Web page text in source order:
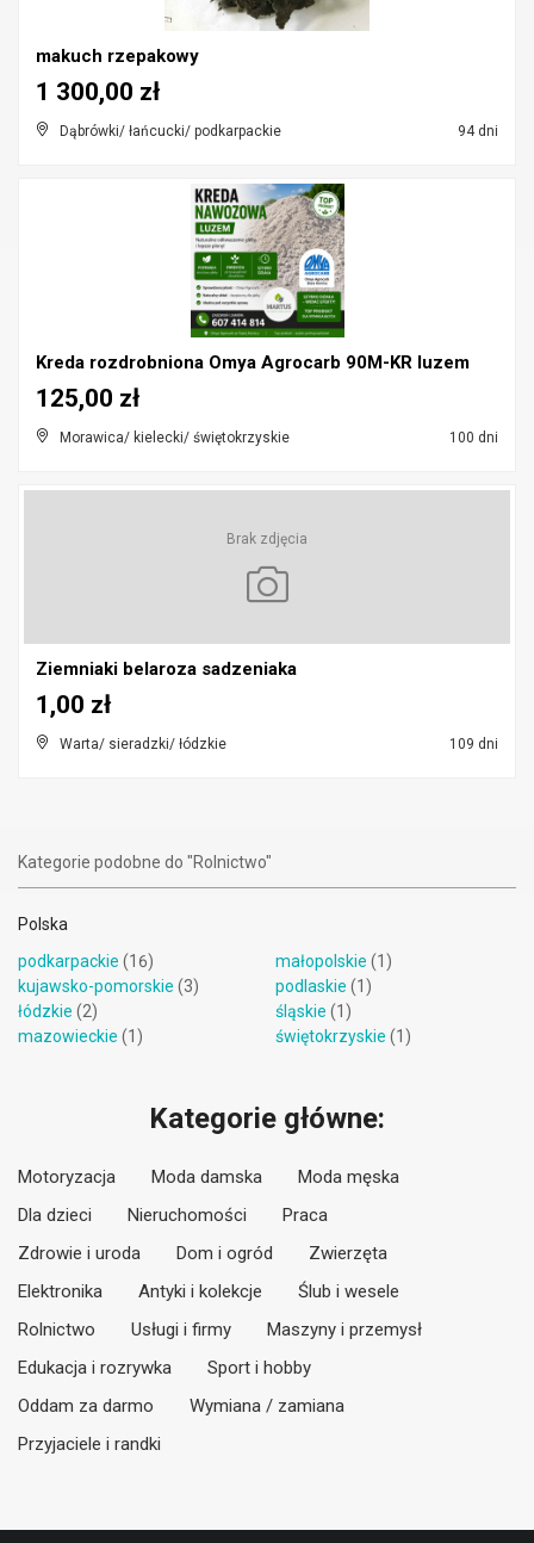
makuch rzepakowy
Dąbrówki/ łańcucki/ podkarpackie 94 dni
1 300,00 zł
Kreda rozdrobniona Omya Agrocarb 90M-KR luzem
Morawica/ kielecki/ świętokrzyskie 100 dni
125,00 zł
Brak zdjęcia
Ziemniaki belaroza sadzeniaka
Warta/ sieradzki/ łódzkie 109 dni
1,00 zł
Kategorie podobne do "Rolnictwo"
Polska
podkarpackie (16)
kujawsko-pomorskie (3)
łódzkie (2)
mazowieckie (1)
małopolskie (1)
podlaskie (1)
śląskie (1)
świętokrzyskie (1)
Kategorie główne:
Motoryzacja Moda damska
Moda męska
Dla dzieci
Nieruchomości
Praca
Zdrowie i uroda
Dom i ogród
Zwierzęta
Elektronika
Antyki i kolekcje
Ślub i wesele
Rolnictwo
Usługi i firmy
Maszyny i przemysł
Edukacja i rozrywka
Sport i hobby
Oddam za darmo
Wymiana / zamiana
Przyjaciele i randki